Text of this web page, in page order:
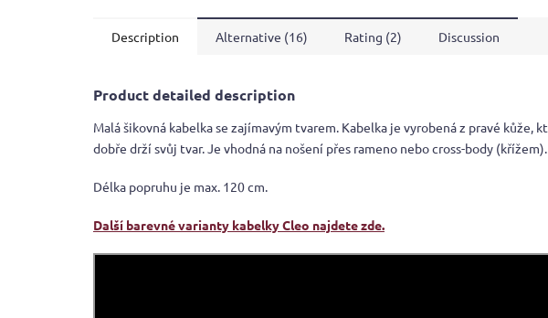
Description Alternative (16) Rating (2) Discussion
Product detailed description
Malá šikovná kabelka se zajímavým tvarem. Kabelka je vyrobená z pravé kůže,
dobře drží svůj tvar. Je vhodná na nošení přes rameno nebo cross-body (křížem).
Délka popruhu je max. 120 cm.
Další barevné varianty kabelky Cleo najdete zde.